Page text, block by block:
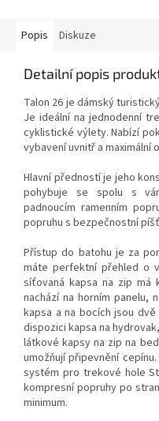
Popis Diskuze
Detailní popis
Talon 26 je dámský
Je ideální na jednodenní
cyklistické výlety. Nabízí
vybavení uvnitř a maximální
Hlavní předností je jeho
pohybuje se spolu s
padnoucím ramenním
popruhu s bezpečnostní
Přístup do batohu je za
máte perfektní přehled o
síťovaná kapsa na zip má
nachází na horním panelu,
kapsa a na bocích jsou
dispozici kapsa na
látkové kapsy na zip na
umožňují připevnění
systém pro trekové hole
kompresní popruhy po
minimum.